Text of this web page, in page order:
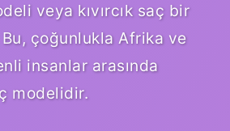
veya kıvırcık saç bir
çoğunlukla Afrika ve
insanlar arasında
modelidir.